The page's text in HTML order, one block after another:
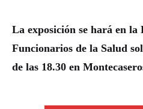
La exposición se hará en la
Funcionarios de la Salud
de las 18.30 en